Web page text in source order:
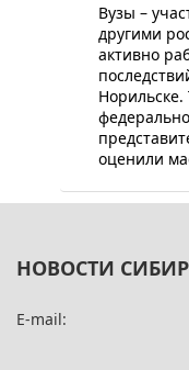
Вузы –
другими
активно
Норильске.
оценили
НОВОСТИ
E-mail: